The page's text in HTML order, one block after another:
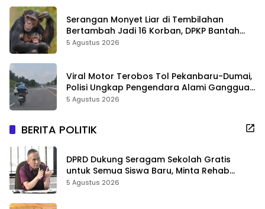
Serangan Monyet Liar di Tembilahan
Bertambah Jadi 16 Korban, DPKP Bantah
Video Gerombolan Viral
5 Agustus 2026
Viral Motor Terobos Tol Pekanbaru-Dumai,
Polisi Ungkap Pengendara Alami Gangguan
Usai Kecelakaan
5 Agustus 2026
BERITA POLITIK
DPRD Dukung Seragam Sekolah Gratis
untuk Semua Siswa Baru, Minta Rehab
Sekolah Jangan Dikurangi
5 Agustus 2026